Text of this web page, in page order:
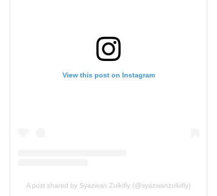
View this post on Instagram
A post shared by Syazwan Zulkifly (@syazwanzulkifly)